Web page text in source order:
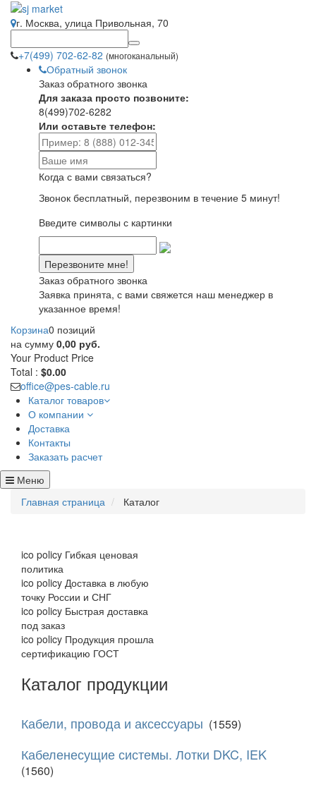
г. Москва, улица Привольная, 70
+7(499) 702-62-82 (многоканальный)
Обратный звонок
Заказ обратного звонка
Для заказа просто позвоните:
8(499)702-6282
Или оставьте телефон:
Когда с вами связаться?
Звонок бесплатный, перезвоним в течение 5 минут!
Введите символы с картинки
Заказ обратного звонка
Заявка принята, с вами свяжется наш менеджер в
указанное время!
Корзина0 позиций
на сумму 0,00 руб.
Your Product Price
Total : $0.00
office@pes-cable.ru
Каталог товаров
О компании
Доставка
Контакты
Заказать расчет
Меню
Главная страница
Каталог
ico policy Гибкая ценовая
политика
ico policy Доставка в любую
точку России и СНГ
ico policy Быстрая доставка
под заказ
ico policy Продукция прошла
сертификацию ГОСТ
Каталог продукции
Кабели, провода и аксессуары (1559)
Кабеленесущие системы. Лотки DKC, IEK
(1560)